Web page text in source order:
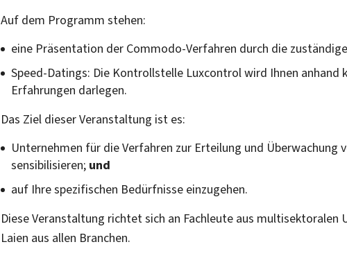
Auf dem Programm stehen:
eine Präsentation der Commodo-Verfahren durch die
Speed-Datings: Die Kontrollstelle Luxcontrol wird Ihnen anhand
Erfahrungen darlegen.
Das Ziel dieser Veranstaltung ist es:
Unternehmen für die Verfahren zur Erteilung und Überwachung
sensibilisieren; und
auf Ihre spezifischen Bedürfnisse einzugehen.
Diese Veranstaltung richtet sich an Fachleute aus
Laien aus allen Branchen.